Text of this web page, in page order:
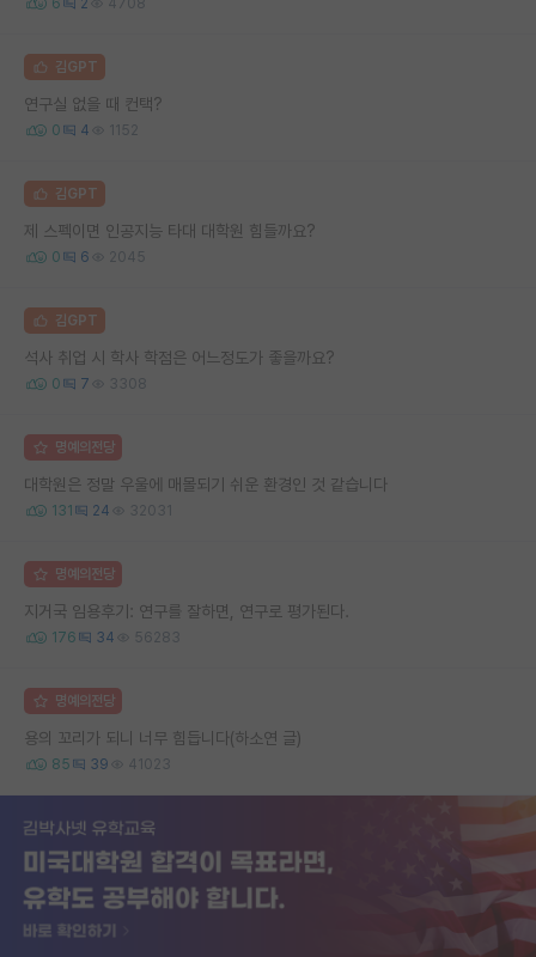
김GPT
연구실 없을 때 컨택?
0 4 1152
김GPT
제 스펙이면 인공지능 타대 대학원 힘들까요?
0 6 2045
김GPT
석사 취업 시 학사 학점은 어느정도가 좋을까요?
0 7 3308
명예의전당
대학원은 정말 우울에 매몰되기 쉬운 환경인 것 같습니다
131 24 32031
명예의전당
지거국 임용후기: 연구를 잘하면, 연구로 평가된다.
176 34 56283
명예의전당
용의 꼬리가 되니 너무 힘듭니다(하소연 글)
85 39 41023